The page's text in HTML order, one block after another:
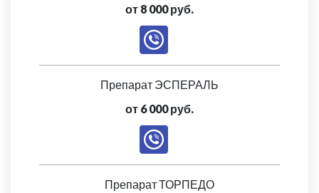
от 8 000 руб.
Препарат ЭСПЕРАЛЬ
от 6 000 руб.
Препарат ТОРПЕДО